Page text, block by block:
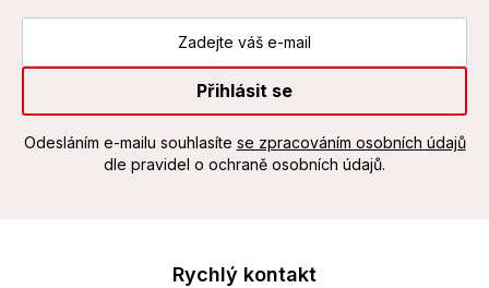
Přihlásit se
Odesláním e-mailu souhlasíte se zpracováním osobních údajů
dle pravidel o ochraně osobních údajů.
Rychlý kontakt